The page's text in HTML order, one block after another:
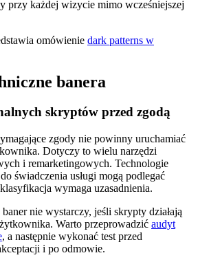
przy każdej wizycie mimo wcześniejszej
omówienie dark patterns w
banera
skryptów przed zgodą
zgody nie powinny uruchamiać
Dotyczy to wielu narzędzi
i remarketingowych. Technologie
świadczenia usługi mogą podlegać
wymaga uzasadnienia.
nie wystarczy, jeśli skrypty działają
Warto przeprowadzić audyt
, a następnie wykonać test przed
i po odmowie.